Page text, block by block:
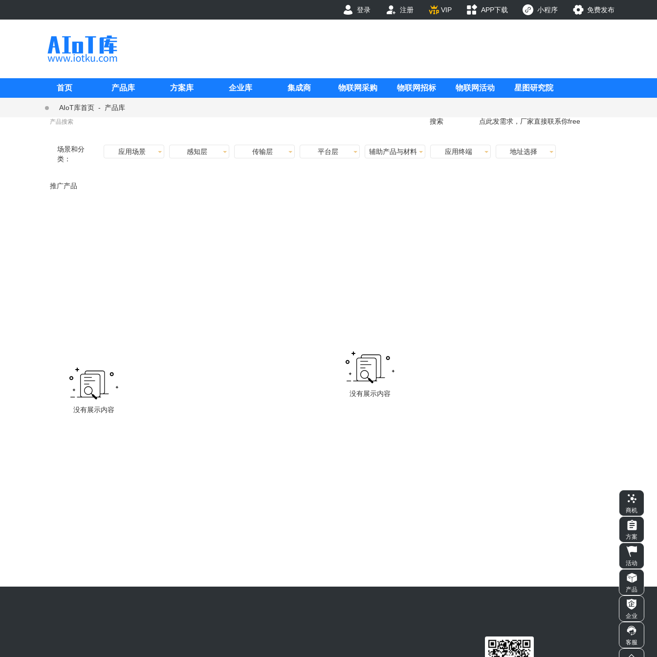
登录 注册 VIP APP下载 小程序 免费发布
首页 产品库 方案库 企业库 集成商 物联网采购 物联网招标 物联网活动 星图研究院
AIoT库首页 -
产品库
搜索
点此发需求，厂家直接联系你free
场景和分
类：
应用场景 感知层 传输层 平台层 辅助产品与材料 应用终端 地址选择
推广产品
商机
方案
活动
产品
企业
客服